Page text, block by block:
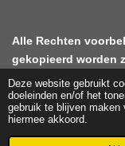
Deze website gebruikt
doeleinden en/of het
gebruik te blijven maken
hiermee akkoord.
Alle Rechten
gekopieerd worden
2021 KDC